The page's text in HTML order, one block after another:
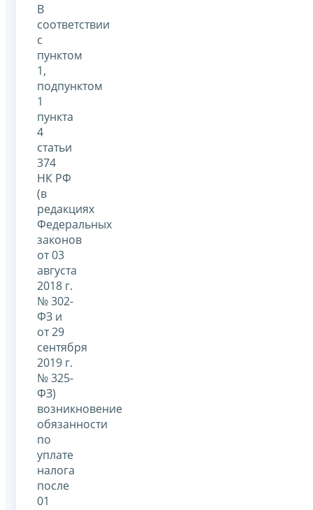
В
соответствии
с
пунктом
1,
подпунктом
1
пункта
4
статьи
374
НК РФ
(в
редакциях
Федеральных
законов
от 03
августа
2018 г.
№ 302-
ФЗ и
от 29
сентября
2019 г.
№ 325-
ФЗ)
возникновение
обязанности
по
уплате
налога
после
01